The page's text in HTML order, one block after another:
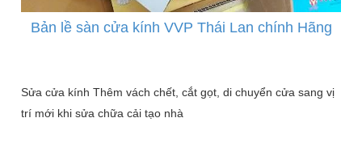
Bản lề sàn cửa kính VVP Thái Lan chính Hãng
Sửa cửa kính Thêm vách chết, cắt gọt, di chuyển cửa sang vị
trí mới khi sửa chữa cải tạo nhà